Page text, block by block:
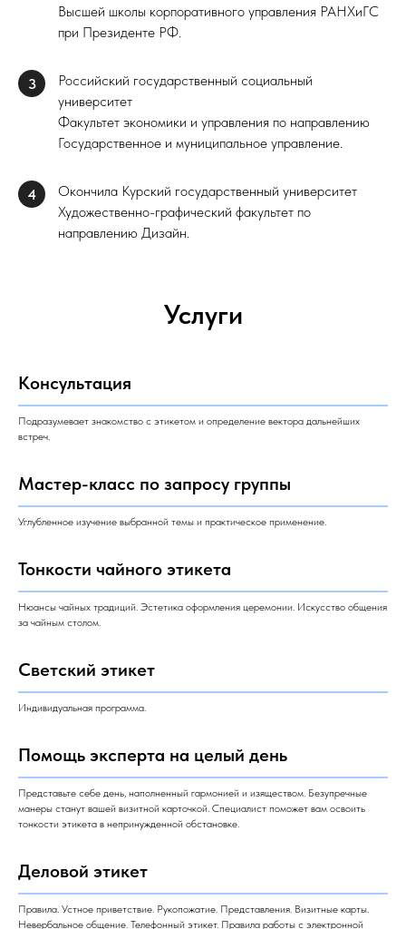
Высшей школы корпоративного управления РАНХиГС
при Президенте РФ.
3
Российский государственный социальный
университет
Факультет экономики и управления по направлению
Государственное и муниципальное управление.
4
Окончила Курский государственный университет
Художественно-графический факультет по
направлению Дизайн.
Услуги
Консультация
Подразумевает знакомство с этикетом и определение вектора дальнейших
встреч.
Мастер-класс по запросу группы
Углубленное изучение выбранной темы и практическое применение.
Тонкости чайного этикета
Нюансы чайных традиций. Эстетика оформления церемонии. Искусство общения
за чайным столом.
Светский этикет
Индивидуальная программа.
Помощь эксперта на целый день
Представьте себе день, наполненный гармонией и изяществом. Безупречные
манеры станут вашей визитной карточкой. Специалист поможет вам освоить
тонкости этикета в непринужденной обстановке.
Деловой этикет
Правила. Устное приветствие. Рукопожатие. Представления. Визитные карты.
Невербальное общение. Телефонный этикет. Правила работы с электронной